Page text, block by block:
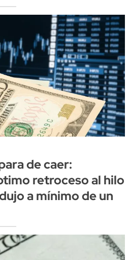
de caer:
retroceso al hilo
a mínimo de un